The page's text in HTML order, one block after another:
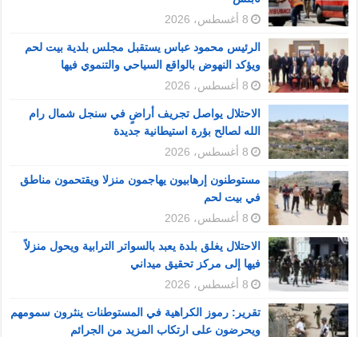
8 أغسطس، 2026
الرئيس محمود عباس يستقبل مجلس بلدية بيت لحم
ويؤكد النهوض بالواقع السياحي والتنموي فيها
8 أغسطس، 2026
الاحتلال يواصل تجريف أراضٍ في سنجل شمال رام
الله لصالح بؤرة استيطانية جديدة
8 أغسطس، 2026
مستوطنون إرهابيون يهاجمون منزلا ويقتحمون مناطق
في بيت لحم
8 أغسطس، 2026
الاحتلال يغلق بلدة يعبد بالسواتر الترابية ويحول منزلاً
فيها إلى مركز تحقيق ميداني
8 أغسطس، 2026
تقرير: رموز الكراهية في المستوطنات ينثرون سمومهم
ويحرضون على ارتكاب المزيد من الجرائم